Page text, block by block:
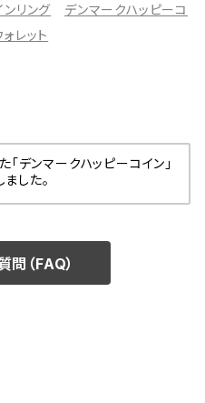
リング
デンマークハッピーコ
ォレット
「デンマークハッピーコイン」
した。
問（FAQ）